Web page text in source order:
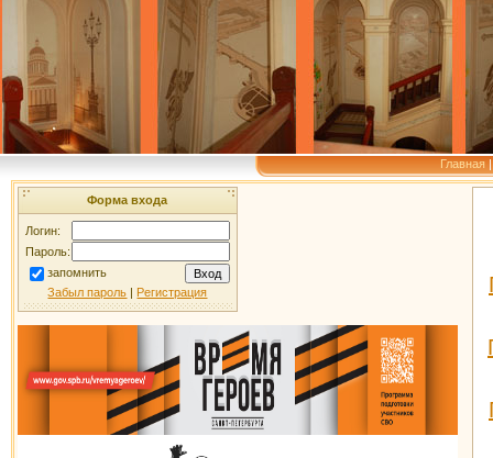
Главная
Форма входа
Логин:
Пароль:
запомнить
Забыл пароль | Регистрация